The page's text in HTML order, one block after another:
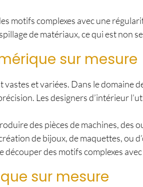
motifs complexes avec une
de matériaux, ce qui est non
sur mesure
et variées. Dans le domaine
Les designers d’intérieur
des pièces de machines, des
de bijoux, de maquettes, ou
des motifs complexes
sur mesure